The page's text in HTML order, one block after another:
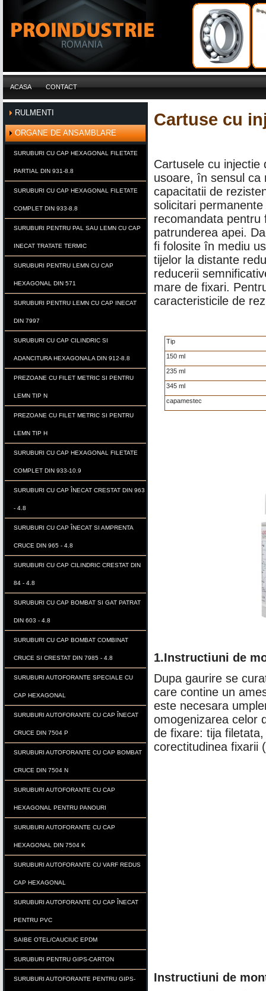
ACASA CONTACT
RULMENTI
ORGANE DE ANSAMBLARE
SURUBURI CU CAP HEXAGONAL FILETATE
PARTIAL DIN 931-8.8
SURUBURI CU CAP HEXAGONAL FILETATE
COMPLET DIN 933-8.8
SURUBURI PENTRU PAL SAU LEMN CU CAP
INECAT TRATATE TERMIC
SURUBURI PENTRU LEMN CU CAP
HEXAGONAL DIN 571
SURUBURI PENTRU LEMN CU CAP INECAT
DIN 7997
SURUBURI CU CAP CILINDRIC SI
ADANCITURA HEXAGONALA DIN 912-8.8
PREZOANE CU FILET METRIC SI PENTRU
LEMN TIP N
PREZOANE CU FILET METRIC SI PENTRU
LEMN TIP H
SURUBURI CU CAP HEXAGONAL FILETATE
COMPLET DIN 933-10.9
SURUBURI CU CAP ÎNECAT CRESTAT DIN 963
- 4.8
SURUBURI CU CAP ÎNECAT SI AMPRENTA
CRUCE DIN 965 - 4.8
SURUBURI CU CAP CILINDRIC CRESTAT DIN
84 - 4.8
SURUBURI CU CAP BOMBAT SI GAT PATRAT
DIN 603 - 4.8
SURUBURI CU CAP BOMBAT COMBINAT
CRUCE SI CRESTAT DIN 7985 - 4.8
SURUBURI AUTOFORANTE SPECIALE CU
CAP HEXAGONAL
SURUBURI AUTOFORANTE CU CAP ÎNECAT
CRUCE DIN 7504 P
SURUBURI AUTOFORANTE CU CAP BOMBAT
CRUCE DIN 7504 N
SURUBURI AUTOFORANTE CU CAP
HEXAGONAL PENTRU PANOURI
SURUBURI AUTOFORANTE CU CAP
HEXAGONAL DIN 7504 K
SURUBURI AUTOFORANTE CU VARF REDUS
CAP HEXAGONAL
SURUBURI AUTOFORANTE CU CAP ÎNECAT
PENTRU PVC
SAIBE OTEL/CAUCIUC EPDM
SURUBURI PENTRU GIPS-CARTON
SURUBURI AUTOFORANTE PENTRU GIPS-
Cartuse cu
Cartusele cu injectie
usoare, în sensul ca
capacitatii de
solicitari
recomandata pentru
patrunderea apei.
fi folosite în mediu
tijelor la distante
reducerii
mare de fixari.
caracteristicile de
Tip
150 ml
235 ml
345 ml
capamestec
1.Instructiuni de
Dupa gaurire se
care contine un
este necesara
omogenizarea celor
de fixare: tija
corectitudinea fixarii
Instructiuni de